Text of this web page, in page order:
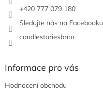
+420 777 079 180
Sledujte nás na Facebooku
candlestoriesbrno
Informace pro vás
Hodnocení obchodu